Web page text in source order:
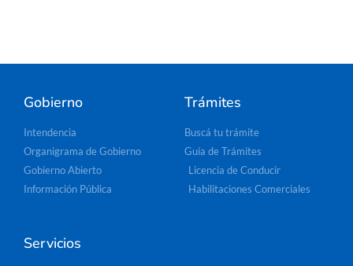
Gobierno
Intendencia
Organigrama de Gobierno
Gobierno Abierto
Información Pública
Trámites
Buscá tu trámite
Guía de Trámites
Licencia de Conducir
Habilitaciones Comerciales
Servicios